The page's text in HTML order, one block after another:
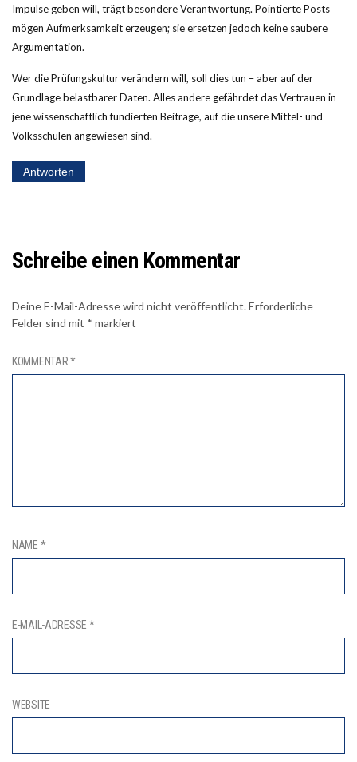
Impulse geben will, trägt besondere Verantwortung. Pointierte Posts
mögen Aufmerksamkeit erzeugen; sie ersetzen jedoch keine saubere
Argumentation.
Wer die Prüfungskultur verändern will, soll dies tun – aber auf der
Grundlage belastbarer Daten. Alles andere gefährdet das Vertrauen in
jene wissenschaftlich fundierten Beiträge, auf die unsere Mittel- und
Volksschulen angewiesen sind.
Antworten
Schreibe einen Kommentar
Deine E-Mail-Adresse wird nicht veröffentlicht.Erforderliche
Felder sind mit * markiert
KOMMENTAR*
NAME *
E-MAIL-ADRESSE *
WEBSITE